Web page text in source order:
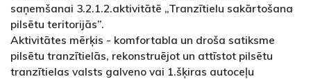
saņemšanai 3.2.1.2.aktivitātē „Tranzītielu sakārtošana
pilsētu teritorijās”.
Aktivitātes mērķis - komfortabla un droša satiksme
pilsētu tranzītielās, rekonstruējot un attīstot pilsētu
tranzītielas valsts galveno vai 1.šķiras autoceļu